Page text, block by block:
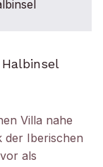
Villa nahe
der Iberischen
als